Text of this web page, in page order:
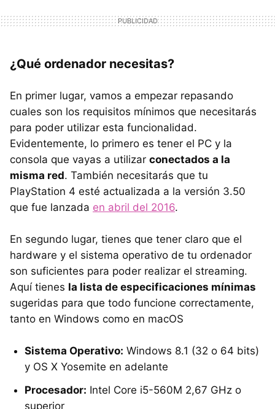
¿Qué ordenador necesitas?
En primer lugar, vamos a empezar repasando
cuales son los requisitos mínimos que necesitarás
para poder utilizar esta funcionalidad.
Evidentemente, lo primero es tener el PC y la
consola que vayas a utilizar conectados a la
misma red. También necesitarás que tu
PlayStation 4 esté actualizada a la versión 3.50
que fue lanzada en abril del 2016.
En segundo lugar, tienes que tener claro que el
hardware y el sistema operativo de tu ordenador
son suficientes para poder realizar el streaming.
Aquí tienes la lista de especificaciones mínimas
sugeridas para que todo funcione correctamente,
tanto en Windows como en macOS
Sistema Operativo: Windows 8.1 (32 o 64 bits)
y OS X Yosemite en adelante
Procesador: Intel Core i5-560M 2,67 GHz o
superior